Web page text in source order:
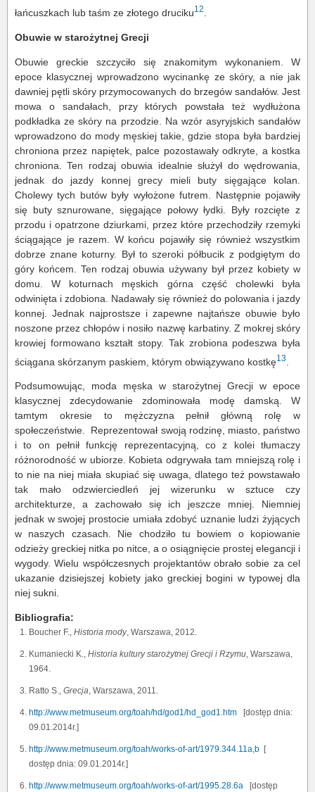
łańcuszkach lub taśm ze złotego druciku12
Obuwie w starożytnej Grecji
Obuwie greckie szczyciło się znakomitym wykonaniem. W
epoce klasycznej wprowadzono wycinankę ze skóry, a nie jak
dawniej pętli skóry przymocowanych do brzegów sandałów. Jest
mowa o sandałach, przy których powstała też wydłużona
podkładka ze skóry na przodzie. Na wzór asyryjskich sandałów
wprowadzono do mody męskiej takie, gdzie stopa była bardziej
chroniona przez napiętek, palce pozostawały odkryte, a kostka
chroniona. Ten rodzaj obuwia idealnie służył do wędrowania,
jednak do jazdy konnej grecy mieli buty sięgające kolan.
Cholewy tych butów były wyłożone futrem. Następnie pojawiły
się buty sznurowane, sięgające połowy łydki. Były rozcięte z
przodu i opatrzone dziurkami, przez które przechodziły rzemyki
ściągające je razem. W końcu pojawiły się również wszystkim
dobrze znane koturny. Był to szeroki półbucik z podgiętym do
góry końcem. Ten rodzaj obuwia używany był przez kobiety w
domu. W koturnach męskich górna część cholewki była
odwinięta i zdobiona. Nadawały się również do polowania i jazdy
konnej. Jednak najprostsze i zapewne najtańsze obuwie było
noszone przez chłopów i nosiło nazwę karbatiny. Z mokrej skóry
krowiej formowano kształt stopy. Tak zrobiona podeszwa była
ściągana skórzanym paskiem, którym obwiązywano kostkę13
Podsumowując, moda męska w starożytnej Grecji w epoce
klasycznej zdecydowanie zdominowała modę damską. W
tamtym okresie to mężczyzna pełnił główną rolę w
społeczeństwie. Reprezentował swoją rodzinę, miasto, państwo
i to on pełnił funkcję reprezentacyjną, co z kolei tłumaczy
różnorodność w ubiorze. Kobieta odgrywała tam mniejszą rolę i
to nie na niej miała skupiać się uwaga, dlatego też powstawało
tak mało odzwierciedleń jej wizerunku w sztuce czy
architekturze, a zachowało się ich jeszcze mniej. Niemniej
jednak w swojej prostocie umiała zdobyć uznanie ludzi żyjących
w naszych czasach. Nie chodziło tu bowiem o kopiowanie
odzieży greckiej nitka po nitce, a o osiągnięcie prostej elegancji i
wygody. Wielu współczesnych projektantów obrało sobie za cel
ukazanie dzisiejszej kobiety jako greckiej bogini w typowej dla
niej sukni.
Bibliografia:
Boucher F., Historia mody, Warszawa, 2012.
Kumaniecki K., Historia kultury starożytnej Grecji i Rzymu, Warszawa,
1964.
Ratto S., Grecja, Warszawa, 2011.
http://www.metmuseum.org/toah/hd/god1/hd_god1.htm [dostęp dnia:
09.01.2014r.]
http://www.metmuseum.org/toah/works-of-art/1979.344.11a,b [
dostęp dnia: 09.01.2014r.]
http://www.metmuseum.org/toah/works-of-art/1995.28.6a [dostęp